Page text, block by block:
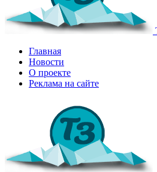
Главная
Новости
О проекте
Реклама на сайте